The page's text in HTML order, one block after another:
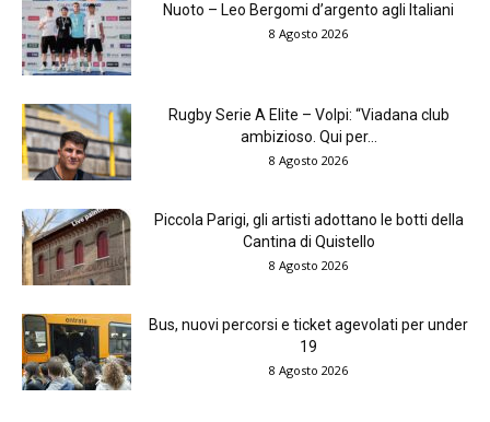
Nuoto – Leo Bergomi d’argento agli Italiani
8 Agosto 2026
Rugby Serie A Elite – Volpi: “Viadana club
ambizioso. Qui per...
8 Agosto 2026
Piccola Parigi, gli artisti adottano le botti della
Cantina di Quistello
8 Agosto 2026
Bus, nuovi percorsi e ticket agevolati per under
19
8 Agosto 2026